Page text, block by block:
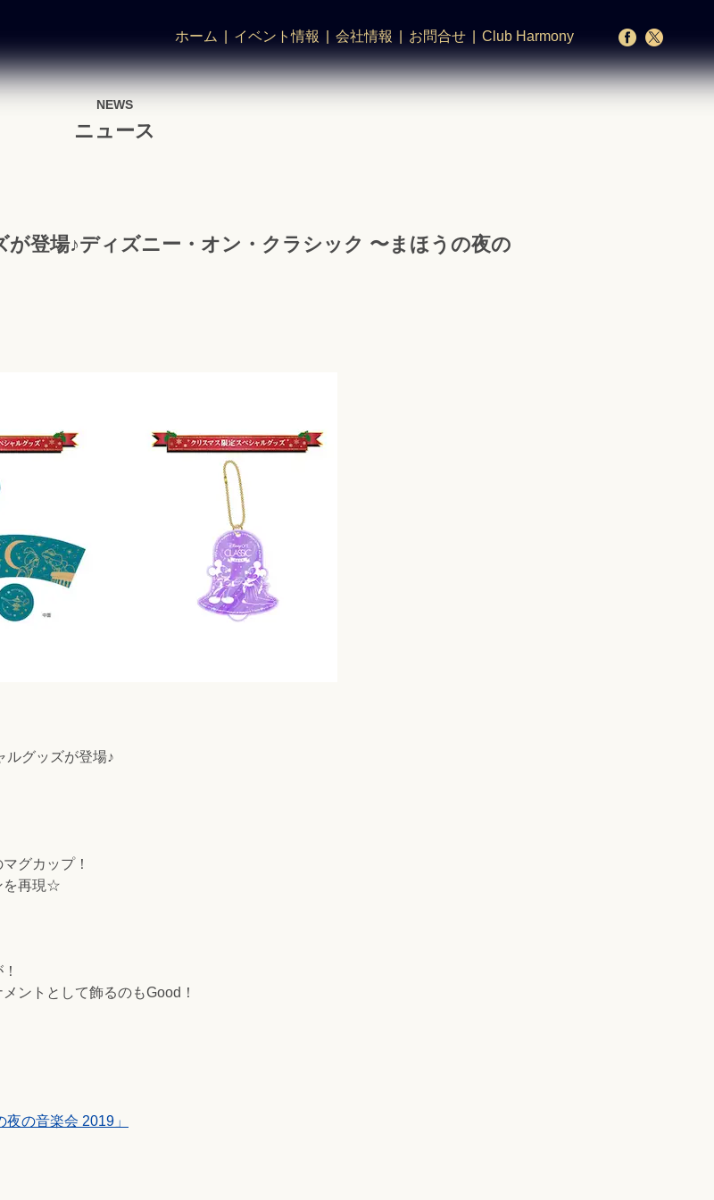
ホーム イベント情報 会社情報 お問合せ Club Harmony
NEWS
ニュース
登場♪ディズニー・オン・クラシック 〜まほうの夜の
ルグッズが登場♪
グカップ！
を再現☆
ントとして飾るのもGood！
の音楽会 2019」